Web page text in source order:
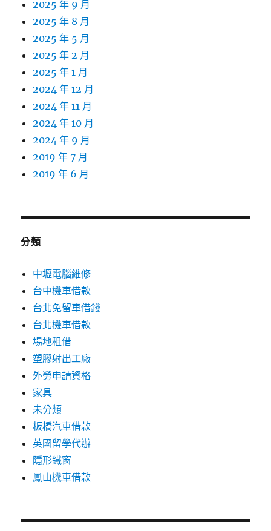
2025 年 9 月
2025 年 8 月
2025 年 5 月
2025 年 2 月
2025 年 1 月
2024 年 12 月
2024 年 11 月
2024 年 10 月
2024 年 9 月
2019 年 7 月
2019 年 6 月
分類
中壢電腦維修
台中機車借款
台北免留車借錢
台北機車借款
場地租借
塑膠射出工廠
外勞申請資格
家具
未分類
板橋汽車借款
英國留學代辦
隱形鐵窗
鳳山機車借款